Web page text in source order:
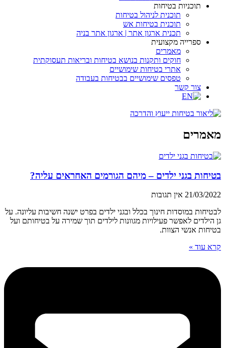
תוכניות בטיחות
תוכנית לניהול בטיחות
תוכנית בטיחות אש
תכנית ארגון אתר | ארגון אתר בניה
ספרייה מקצועית
מאמרים
חוקים ותקנות בנושא בטיחות ובריאות תעסוקתית
אתרי בטיחות שימושיים
טפסים שימושיים בבטיחות בעבודה
צור קשר
מאמרים
בטיחות בגני ילדים – מיהם הגורמים האחראים עליה?
21/03/2022 אין תגובות
לבטיחות במוסדות חינוך בכלל ובגני ילדים בפרט ישנה חשיבות עליונה. על
גן הילדים לאפשר פעילויות מגוונות לילדים תוך שמירה על בטיחותם ועל
בטיחות אנשי הצוות.
קרא עוד »